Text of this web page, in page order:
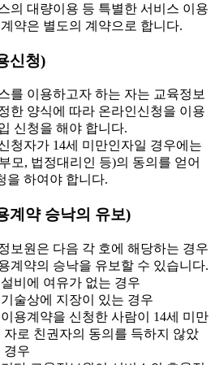
의 대량이용 등 특별한 서비스 이용
약은 별도의 계약으로 합니다.
신청)
를 이용하고자 하는 자는 교육정보
한 양식에 따라 온라인신청을 이용
신청을 해야 합니다.
청자가 14세 미만인자일 경우에는
모, 법정대리인 등)의 동의를 얻어
을 하여야 합니다.
계약 승낙의 유보)
보원은 다음 각 호에 해당하는 경우
계약의 승낙을 유보할 수 있습니다.
설비에 여유가 없는 경우
기술상에 지장이 있는 경우
용계약을 신청한 사람이 14세 미만
자로 친권자의 동의를 득하지 않았
경우